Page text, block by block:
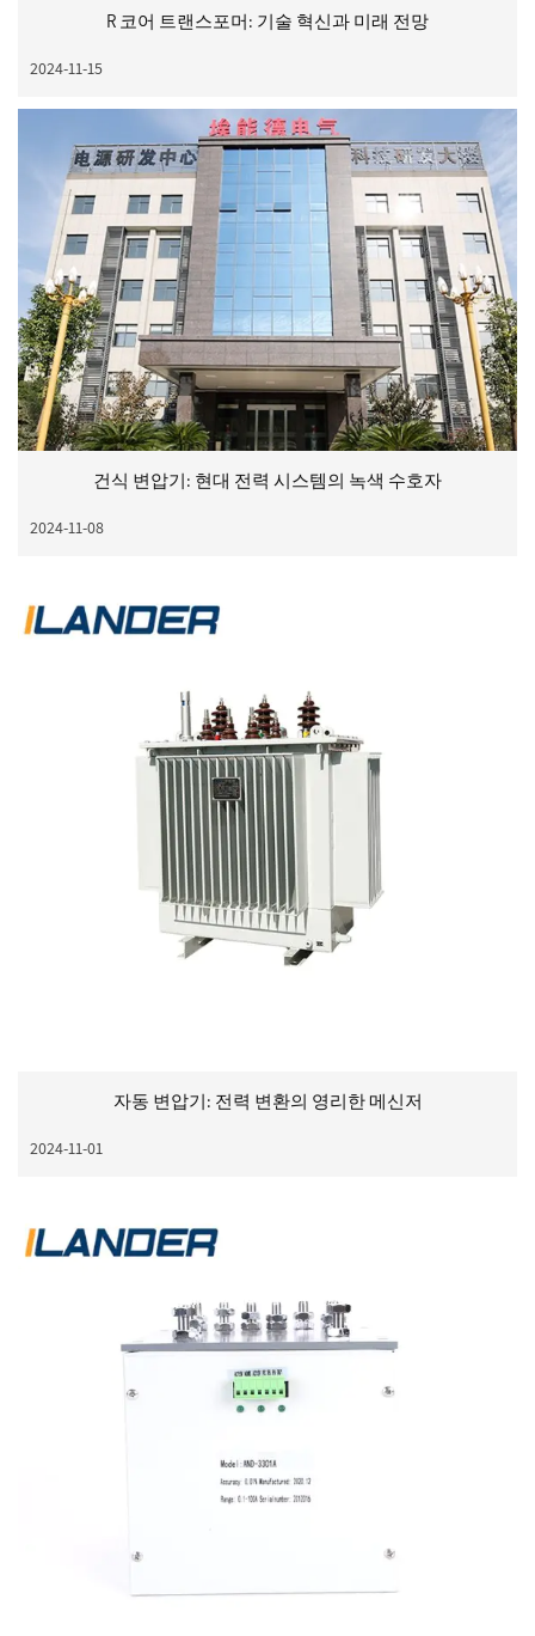
R 코어 트랜스포머: 기술 혁신과 미래 전망
2024-11-15
건식 변압기: 현대 전력 시스템의 녹색 수호자
2024-11-08
자동 변압기: 전력 변환의 영리한 메신저
2024-11-01